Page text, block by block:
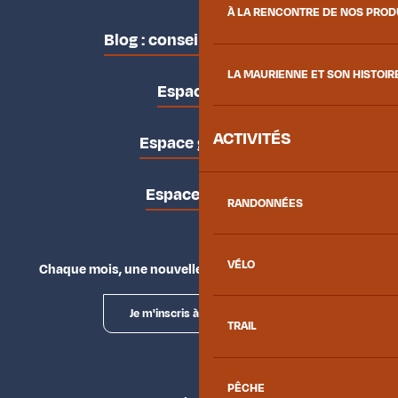
À LA RENCONTRE DE NOS
LA MAURIENNE ET SON
ACTIVITÉS
RANDONNÉES
VÉLO
TRAIL
PÊCHE
Blog : conseils des locaux
Espace pro
Espace groupes
Espace presse
Chaque mois, une nouvelle façon d'explorer la vallée.
Je m'inscris à la newsletter